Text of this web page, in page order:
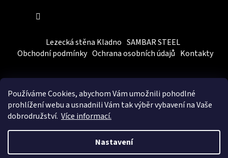
Používáme Cookies, abychom Vámumožnili pohodlné
prohlížení webu a usnadnili Vám tak výběr vybavení na Vaše
dobrodružství. Více informací.
Nastavení
Lezecká stěna Kladno SAMBAR STEEL
Obchodní podmínky Ochrana osobních údajů Kontakty
Vytvořil Shoptet
&BEOM.cz